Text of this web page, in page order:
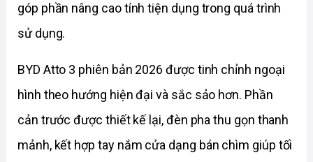
góp phần nâng cao tính tiện dụng trong quá trình
sử dụng.
BYD Atto 3 phiên bản 2026 được tinh chỉnh ngoại
hình theo hướng hiện đại và sắc sảo hơn. Phần
cản trước được thiết kế lại, đèn pha thu gọn thanh
mảnh, kết hợp tay nắm cửa dạng bán chìm giúp tối